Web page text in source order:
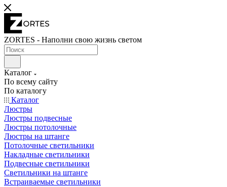
ZORTES - Наполни свою жизнь светом
Каталог
По всему сайту
По каталогу
Каталог
Люстры
Люстры подвесные
Люстры потолочные
Люстры на штанге
Потолочные светильники
Накладные светильники
Подвесные светильники
Светильники на штанге
Встраиваемые светильники